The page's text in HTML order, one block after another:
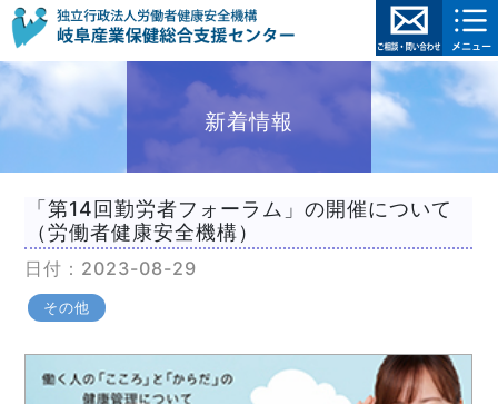
新着情報
「第14回勤労者フォーラム」の開催について
（労働者健康安全機構）
日付：2023-08-29
その他